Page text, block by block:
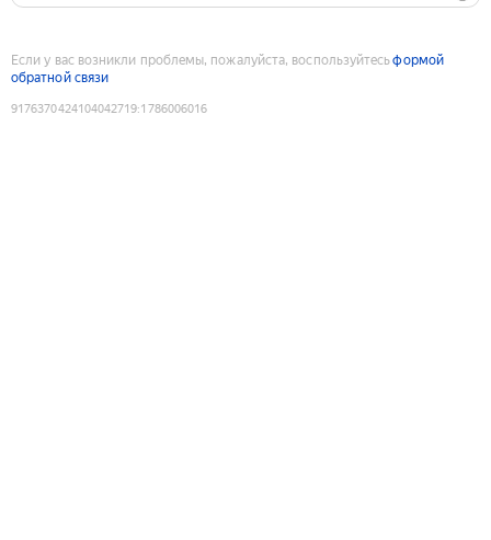
Если у вас возникли проблемы, пожалуйста, воспользуйтесьформой
обратной связи
9176370424104042719:1786006016